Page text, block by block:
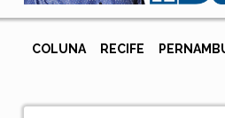
COLUNA RECIFE